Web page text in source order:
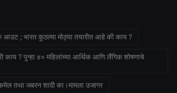
; भारत कुठल्या मोठ्या तयारीत आहे की काय ?
काय ? पुन्हा ४० महिलांच्या आर्थिक आणि लैंगिक शोषणाचे
तथा जबरन शादी का।मामला उजागर